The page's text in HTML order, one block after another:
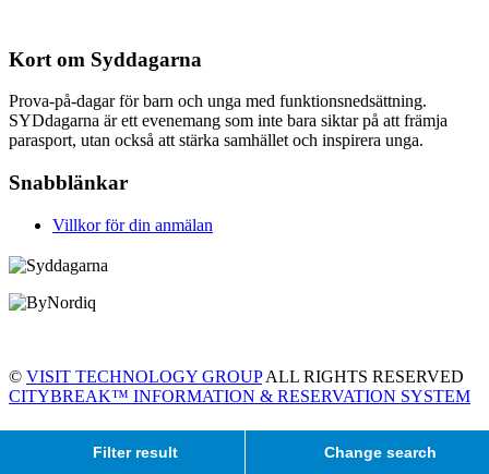
Filter result Change search
Kort om Syddagarna
Prova-på-dagar för barn och unga med funktionsnedsättning.
SYDdagarna är ett evenemang som inte bara siktar på att främja
parasport, utan också att stärka samhället och inspirera unga.
Snabblänkar
Villkor för din anmälan
© VISIT TECHNOLOGY GROUPALL RIGHTS RESERVED
CITYBREAK™ INFORMATION & RESERVATION SYSTEM